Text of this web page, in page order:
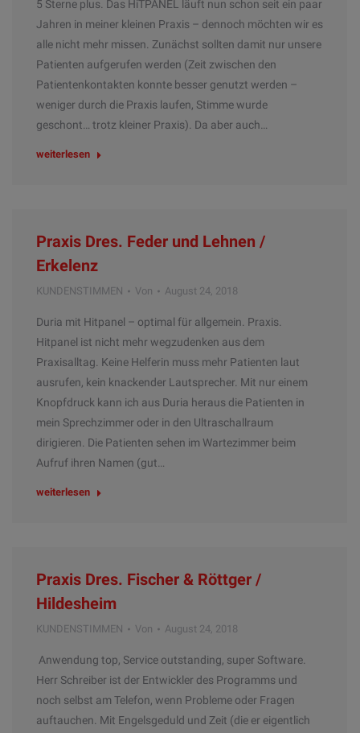
5 Sterne plus. Das HiTPANEL läuft nun schon seit ein paar
Jahren in meiner kleinen Praxis – dennoch möchten wir es
alle nicht mehr missen. Zunächst sollten damit nur unsere
Patienten aufgerufen werden (Zeit zwischen den
Patientenkontakten konnte besser genutzt werden –
weniger durch die Praxis laufen, Stimme wurde
geschont… trotz kleiner Praxis). Da aber auch…
weiterlesen
Praxis Dres. Feder und Lehnen /
Erkelenz
KUNDENSTIMMEN Von August 24, 2018
Duria mit Hitpanel – optimal für allgemein. Praxis.
Hitpanel ist nicht mehr wegzudenken aus dem
Praxisalltag. Keine Helferin muss mehr Patienten laut
ausrufen, kein knackender Lautsprecher. Mit nur einem
Knopfdruck kann ich aus Duria heraus die Patienten in
mein Sprechzimmer oder in den Ultraschallraum
dirigieren. Die Patienten sehen im Wartezimmer beim
Aufruf ihren Namen (gut…
weiterlesen
Praxis Dres. Fischer & Röttger /
Hildesheim
KUNDENSTIMMEN Von August 24, 2018
Anwendung top, Service outstanding, super Software.
Herr Schreiber ist der Entwickler des Programms und
noch selbst am Telefon, wenn Probleme oder Fragen
auftauchen. Mit Engelsgeduld und Zeit (die er eigentlich